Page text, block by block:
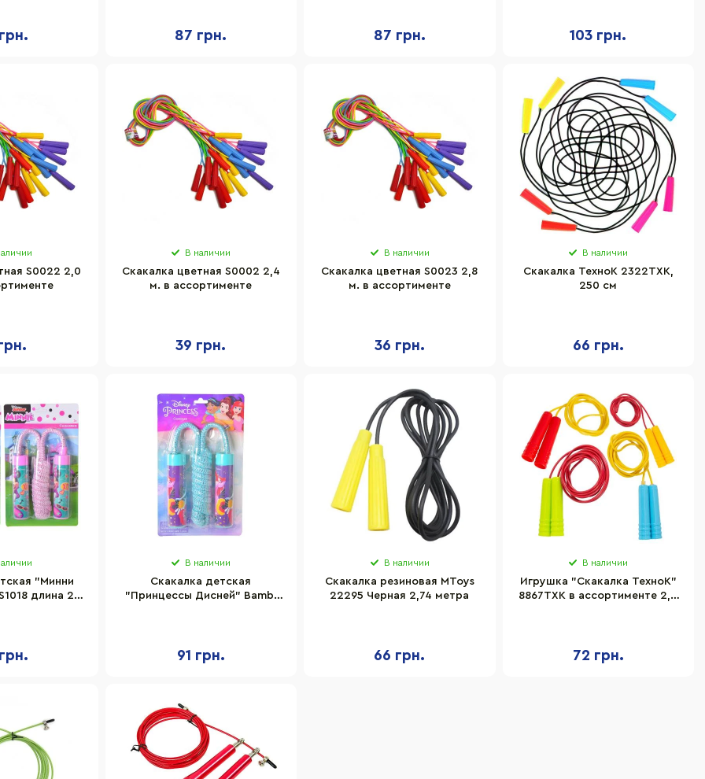
87 грн. 87 грн. 103 грн.
S0022 2,0
В наличии
Скакалка цветная S0002 2,4
м. в ассортименте
39 грн.
В наличии
Скакалка цветная S0023 2,8
м. в ассортименте
36 грн.
В наличии
Скакалка ТехноК 2322TXK,
250 см
66 грн.
"Минни
длина 2,2
В наличии
Скакалка детская
"Принцессы Дисней" Bambi
91 грн.
В наличии
Скакалка резиновая MToys
22295 Черная 2,74 метра
66 грн.
В наличии
Игрушка "Скакалка ТехноК"
8867TXK в ассортименте 2,2
72 грн.